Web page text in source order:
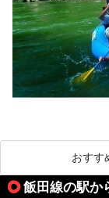
おすす
飯田線の駅か